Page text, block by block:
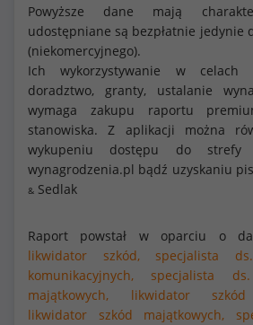
Powyższe dane mają
udostępniane są bezpłatnie jedynie
(niekomercyjnego).
Ich wykorzystywanie w celach
doradztwo, granty, ustalanie
wymaga zakupu raportu
stanowiska. Z aplikacji można
wykupeniu dostępu do strefy
wynagrodzenia.pl bądź uzyskaniu
& Sedlak
Raport powstał w oparciu o
likwidator szkód,
specjalista
komunikacyjnych,
specjalista
majątkowych,
likwidator szkód
likwidator szkód majątkowych,